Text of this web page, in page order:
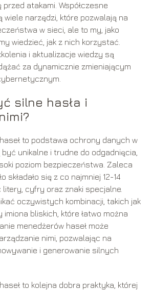
atakami. Współczesne
wiele narzędzi, które pozwalają na
w sieci, ale to my, jako
wiedzieć, jak z nich korzystać.
i aktualizacje wiedzy są
za dynamicznie zmieniającym
silne hasła i
to podstawa ochrony danych w
być unikalne i trudne do odgadnięcia,
poziom bezpieczeństwa. Zaleca
składało się z co najmniej 12-14
litery, cyfry oraz znaki specjalne.
oczywistych kombinacji, takich jak
bliskich, które łatwo można
menedżerów haseł może
nimi, pozwalając na
i generowanie silnych
to kolejna dobra praktyka, której